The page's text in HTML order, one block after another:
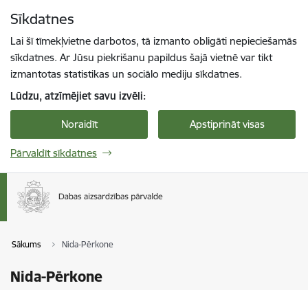
Sīkdatnes
Lai šī tīmekļvietne darbotos, tā izmanto obligāti nepieciešamās
sīkdatnes. Ar Jūsu piekrišanu papildus šajā vietnē var tikt
izmantotas statistikas un sociālo mediju sīkdatnes.
Lūdzu, atzīmējiet savu izvēli:
Noraidīt Apstiprināt visas
Pārvaldīt sīkdatnes
Sākums Nida-Pērkone
Nida-Pērkone